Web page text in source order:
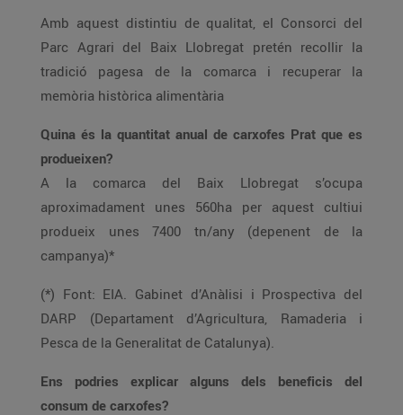
Amb aquest distintiu de qualitat, el Consorci del
Parc Agrari del Baix Llobregat pretén recollir la
tradició pagesa de la comarca i recuperar la
memòria històrica alimentària
Quina és la quantitat anual de carxofes Prat que es
produeixen?
A la comarca del Baix Llobregat s’ocupa
aproximadament unes 560ha per aquest cultiui
produeix unes 7400 tn/any (depenent de la
campanya)*
(*) Font: EIA. Gabinet d’Anàlisi i Prospectiva del
DARP (Departament d’Agricultura, Ramaderia i
Pesca de la Generalitat de Catalunya).
Ens podries explicar alguns dels beneficis del
consum de carxofes?